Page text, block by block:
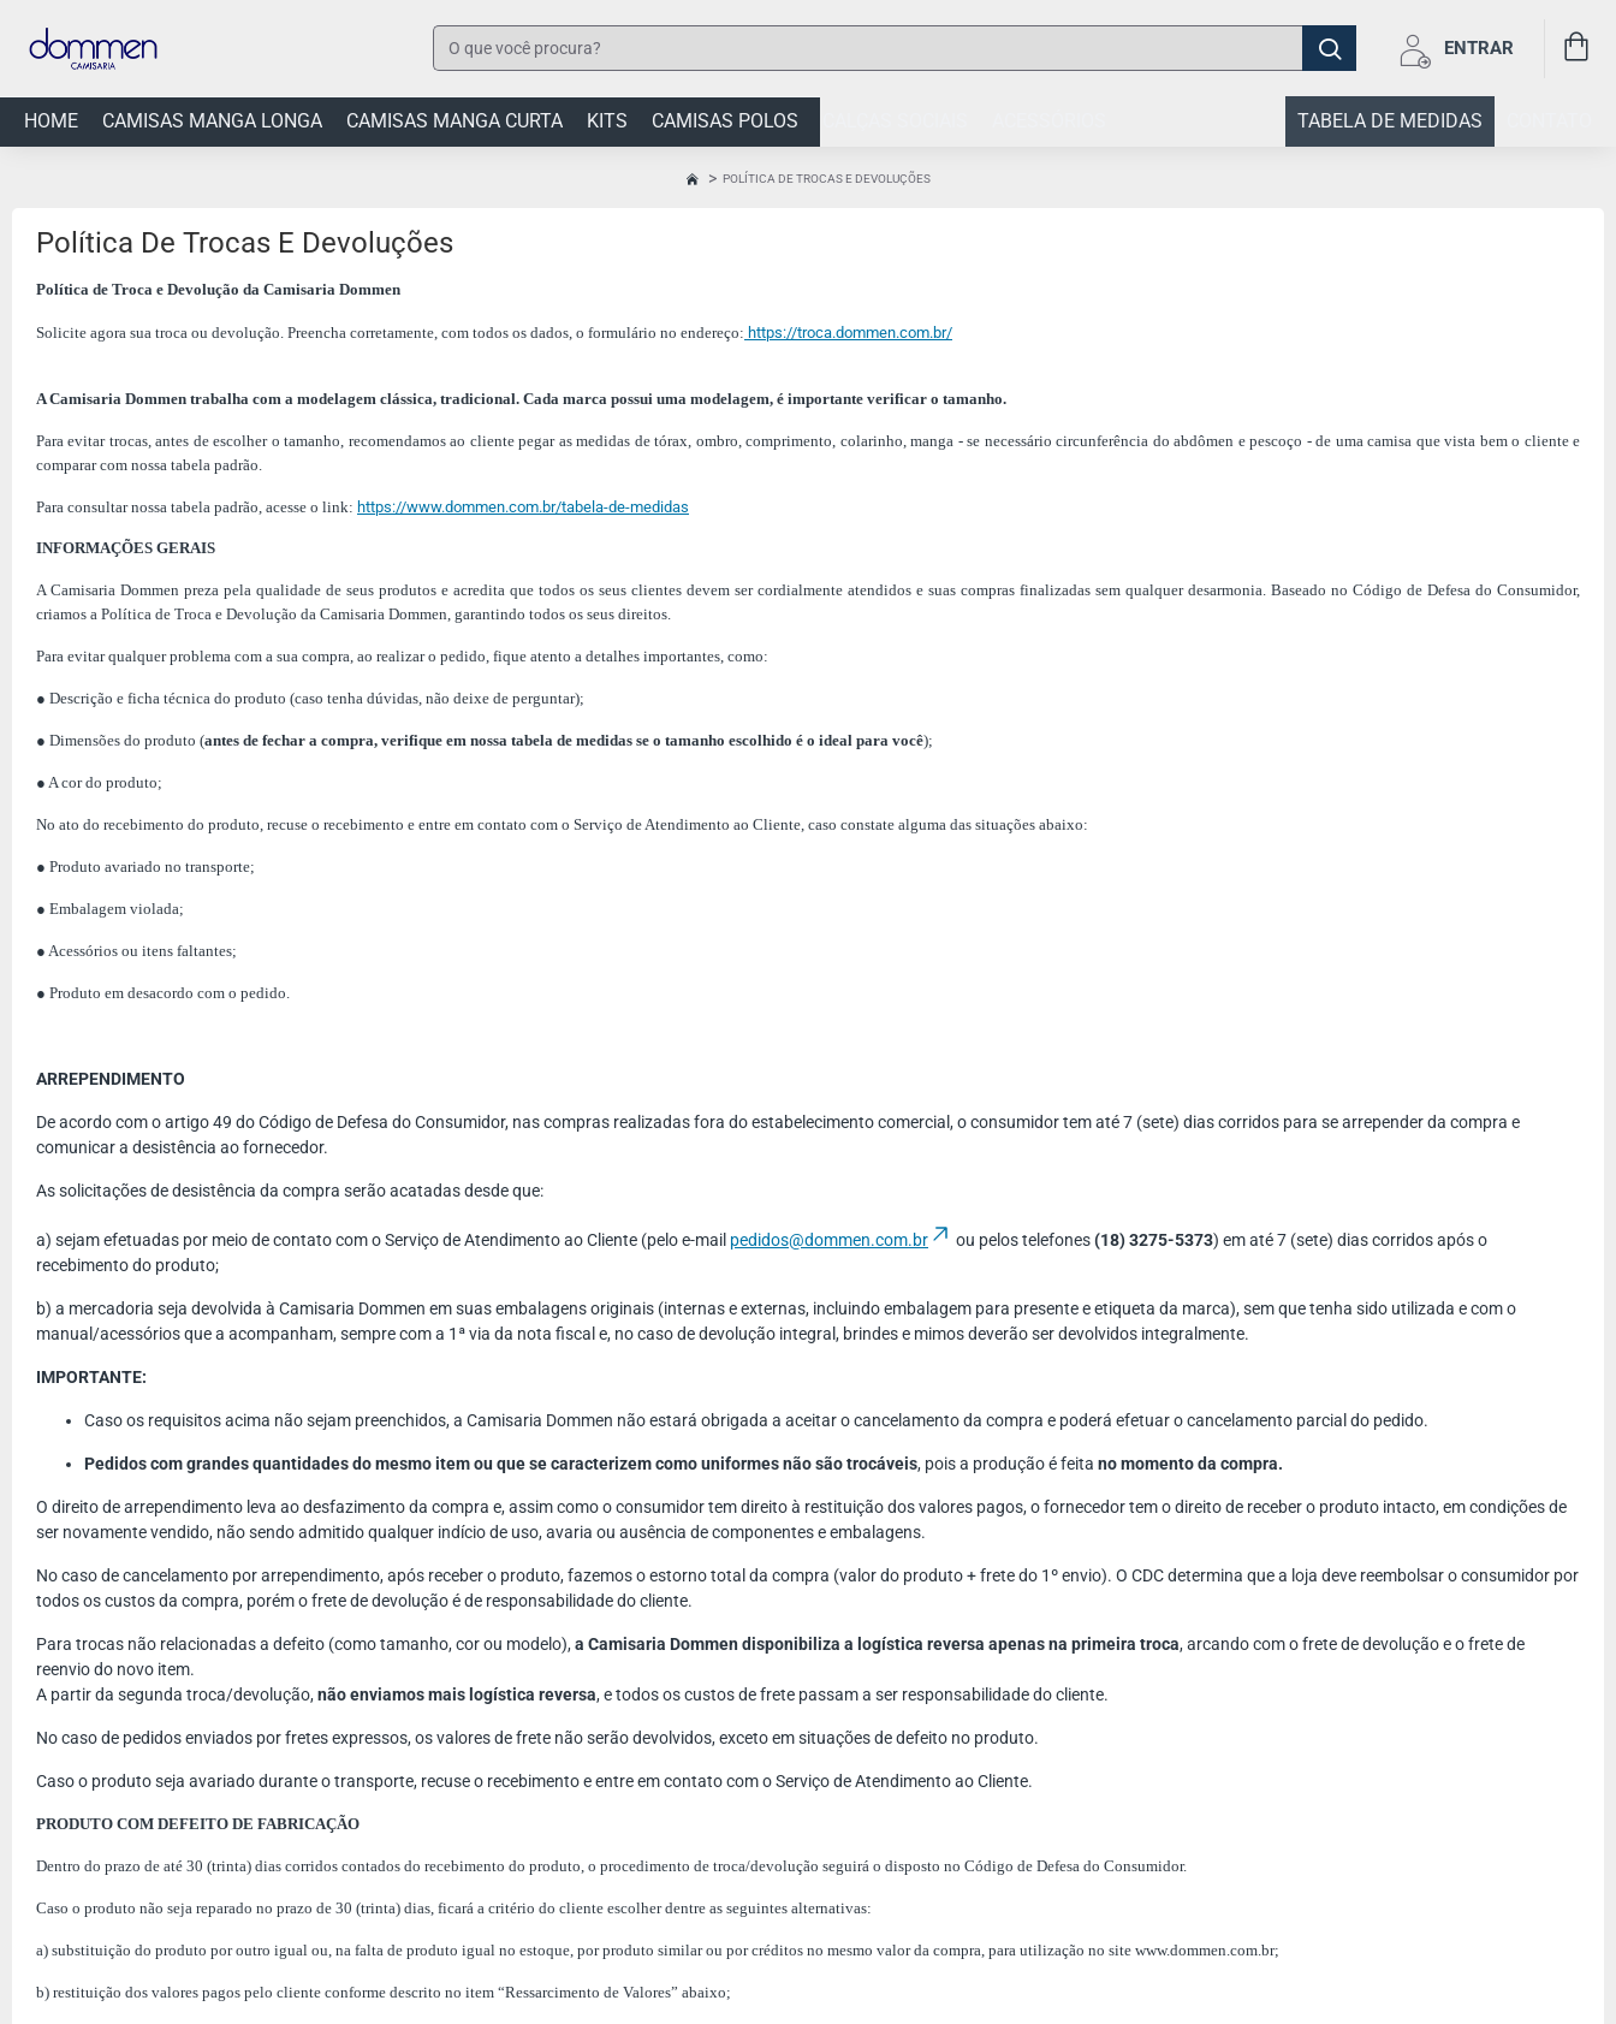
você
procura?
ENTRAR
HOME CAMISAS MANGA LONGA CAMISAS MANGA CURTA KITS CAMISAS POLOS TABELA DE MEDIDAS
POLÍTICA DE TROCAS E DEVOLUÇÕES
Política De Trocas E Devoluções
Política de Troca e Devolução da Camisaria Dommen
Solicite agora sua troca ou devolução. Preencha corretamente, com todos os dados, o formulário no endereço: https://troca.dommen.com.br/
A Camisaria Dommen trabalha com a modelagem clássica, tradicional. Cada marca possui uma modelagem, é importante verificar o tamanho.
Para evitar trocas, antes de escolher o tamanho, recomendamos ao cliente pegar as medidas de tórax, ombro, comprimento, colarinho, manga - se necessário circunferência do abdômen e pescoço - de uma camisa que vista bem o cliente e
comparar com nossa tabela padrão.
Para consultar nossa tabela padrão, acesse o link: https://www.dommen.com.br/tabela-de-medidas
INFORMAÇÕES GERAIS
A Camisaria Dommen preza pela qualidade de seus produtos e acredita que todos os seus clientes devem ser cordialmente atendidos e suas compras finalizadas sem qualquer desarmonia. Baseado no Código de Defesa do Consumidor,
criamos a Política de Troca e Devolução da Camisaria Dommen, garantindo todos os seus direitos.
Para evitar qualquer problema com a sua compra, ao realizar o pedido, fique atento a detalhes importantes, como:
● Descrição e ficha técnica do produto (caso tenha dúvidas, não deixe de perguntar);
● Dimensões do produto (antes de fechar a compra, verifique em nossa tabela de medidas se o tamanho escolhido é o ideal para você);
● A cor do produto;
No ato do recebimento do produto, recuse o recebimento e entre em contato com o Serviço de Atendimento ao Cliente, caso constate alguma das situações abaixo:
● Produto avariado no transporte;
● Embalagem violada;
● Acessórios ou itens faltantes;
● Produto em desacordo com o pedido.
ARREPENDIMENTO
De acordo com o artigo 49 do Código de Defesa do Consumidor, nas compras realizadas fora do estabelecimento comercial, o consumidor tem até 7 (sete) dias corridos para se arrepender da compra e
comunicar a desistência ao fornecedor.
As solicitações de desistência da compra serão acatadas desde que:
a) sejam efetuadas por meio de contato com o Serviço de Atendimento ao Cliente (pelo e-mail pedidos@dommen.com.br ou pelos telefones(18) 3275-5373) em até 7 (sete) dias corridos após o
recebimento do produto;
b) a mercadoria seja devolvida à Camisaria Dommen em suas embalagens originais (internas e externas, incluindo embalagem para presente e etiqueta da marca), sem que tenha sido utilizada e com o
manual/acessórios que a acompanham, sempre com a 1ª via da nota fiscal e, no caso de devolução integral, brindes e mimos deverão ser devolvidos integralmente.
IMPORTANTE:
Caso os requisitos acima não sejam preenchidos, a Camisaria Dommen não estará obrigada a aceitar o cancelamento da compra e poderá efetuar o cancelamento parcial do pedido.
Pedidos com grandes quantidades do mesmo item ou que se caracterizem como uniformes não são trocáveis, pois a produção é feita no momento da compra.
O direito de arrependimento leva ao desfazimento da compra e, assim como o consumidor tem direito à restituição dos valores pagos, o fornecedor tem o direito de receber o produto intacto, em condições de
ser novamente vendido, não sendo admitido qualquer indício de uso, avaria ou ausência de componentes e embalagens.
No caso de cancelamento por arrependimento, após receber o produto, fazemos o estorno total da compra (valor do produto + frete do 1º envio). O CDC determina que a loja deve reembolsar o consumidor por
todos os custos da compra, porém o frete de devolução é de responsabilidade do cliente.
Para trocas não relacionadas a defeito (como tamanho, cor ou modelo),a Camisaria Dommen disponibiliza a logística reversa apenas na primeira troca, arcando com o frete de devolução e o frete de
reenvio do novo item.
A partir da segunda troca/devolução,não enviamos mais logística reversa, e todos os custos de frete passam a ser responsabilidade do cliente.
No caso de pedidos enviados por fretes expressos, os valores de frete não serão devolvidos, exceto em situações de defeito no produto.
Caso o produto seja avariado durante o transporte, recuse o recebimento e entre em contato com o Serviço de Atendimento ao Cliente.
PRODUTO COM DEFEITO DE FABRICAÇÃO
Dentro do prazo de até 30 (trinta) dias corridos contados do recebimento do produto, o procedimento de troca/devolução seguirá o disposto no Código de Defesa do Consumidor.
Caso o produto não seja reparado no prazo de 30 (trinta) dias, ficará a critério do cliente escolher dentre as seguintes alternativas:
a) substituição do produto por outro igual ou, na falta de produto igual no estoque, por produto similar ou por créditos no mesmo valor da compra, para utilização no site www.dommen.com.br;
b) restituição dos valores pagos pelo cliente conforme descrito no item “Ressarcimento de Valores” abaixo;